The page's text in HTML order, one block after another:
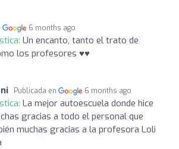
6 months ago
Un encanto, tanto el trato de
los profesores ♥️♥️
Publicada en 6 months ago
La mejor autoescuela donde hice
gracias a todo el personal que
muchas gracias a la profesora Loli